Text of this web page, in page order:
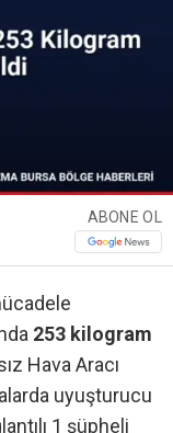
ABONE OL
253 kilogram
Hava Aracı
uyuşturucu
1 şüpheli